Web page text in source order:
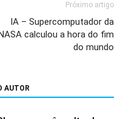
Próximo artigo
IA – Supercomputador da
calculou a hora do fim
do mundo
AUTOR